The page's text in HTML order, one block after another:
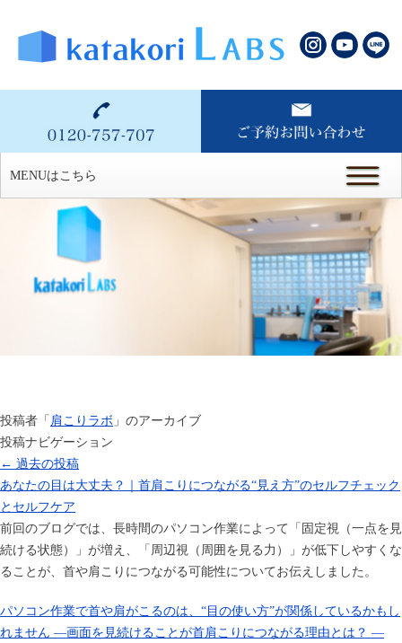
MENUはこちら
投稿者「 肩こりラボ 」のアーカイブ
投稿ナビゲーション
← 過去の投稿
あなたの目は大丈夫？｜首肩こりにつながる“見え方”のセルフチェック
とセルフケア
前回のブログでは、長時間のパソコン作業によって「固定視（一点を見
続ける状態）」が増え、「周辺視（周囲を見る力）」が低下しやすくな
ることが、首や肩こりにつながる可能性についてお伝えしました。
パソコン作業で首や肩がこるのは、“目の使い方”が関係しているかもし
れません ―画面を見続けることが首肩こりにつながる理由とは？ ―